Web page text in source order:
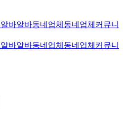
알바알바동네업체 동네업체 커뮤니
알바알바동네업체 동네업체 커뮤니